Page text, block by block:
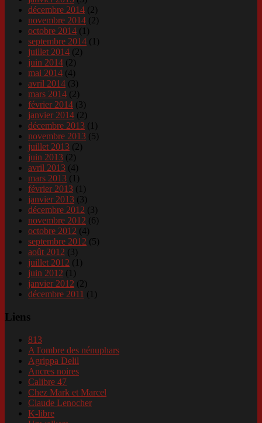
décembre 2014 (2)
novembre 2014 (2)
octobre 2014 (1)
septembre 2014 (1)
juillet 2014 (2)
juin 2014 (2)
mai 2014 (4)
avril 2014 (3)
mars 2014 (2)
février 2014 (3)
janvier 2014 (2)
décembre 2013 (1)
novembre 2013 (5)
juillet 2013 (2)
juin 2013 (2)
avril 2013 (4)
mars 2013 (1)
février 2013 (1)
janvier 2013 (3)
décembre 2012 (3)
novembre 2012 (6)
octobre 2012 (4)
septembre 2012 (5)
août 2012 (3)
juillet 2012 (1)
juin 2012 (1)
janvier 2012 (2)
décembre 2011 (1)
Liens
813
A l'ombre des nénuphars
Agrippa Delil
Ancres noires
Calibre 47
Chez Mark et Marcel
Claude Lenocher
K-libre